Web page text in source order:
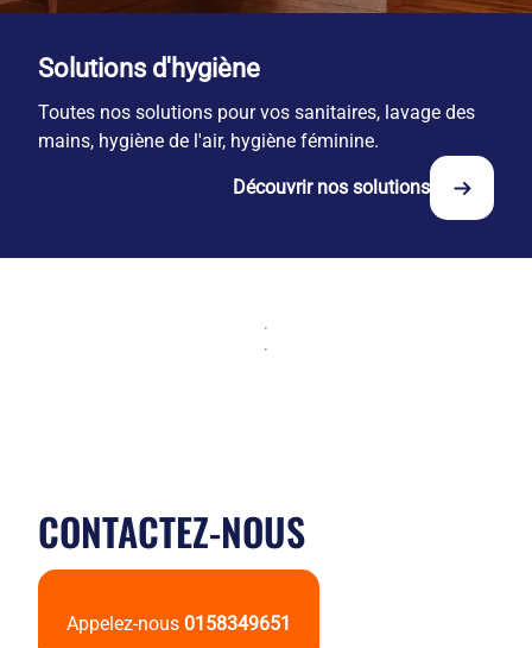
Solutions d'hygiène
Toutes nos solutions pour vos sanitaires, lavage des
mains, hygiène de l'air, hygiène féminine.
Découvrir nos solutions
CONTACTEZ-NOUS
Appelez-nous 0158349651